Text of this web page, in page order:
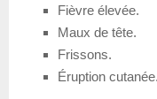
Fièvre élevée.
Maux de tête.
Frissons.
Éruption cutanée.